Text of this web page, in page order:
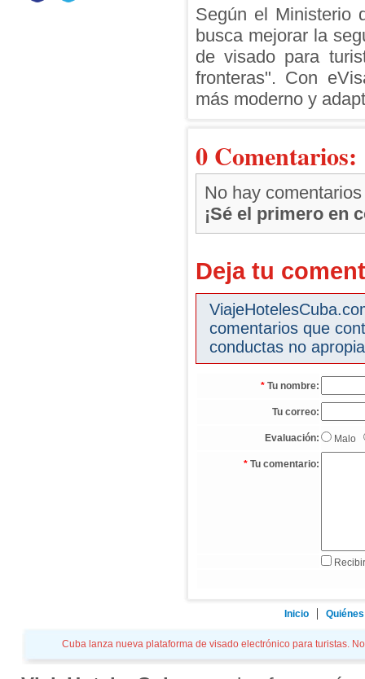
Según el Ministerio
busca mejorar la
de visado para
fronteras". Con
más moderno y
0 Comentarios:
No hay comentarios
¡Sé el primero en
Deja tu
comentarios que
conductas no
* Tu nombre:
Tu correo:
Evaluación: Malo
* Tu comentario:
Inicio
Cuba lanza nueva plataforma de visado electrónico para turistas.